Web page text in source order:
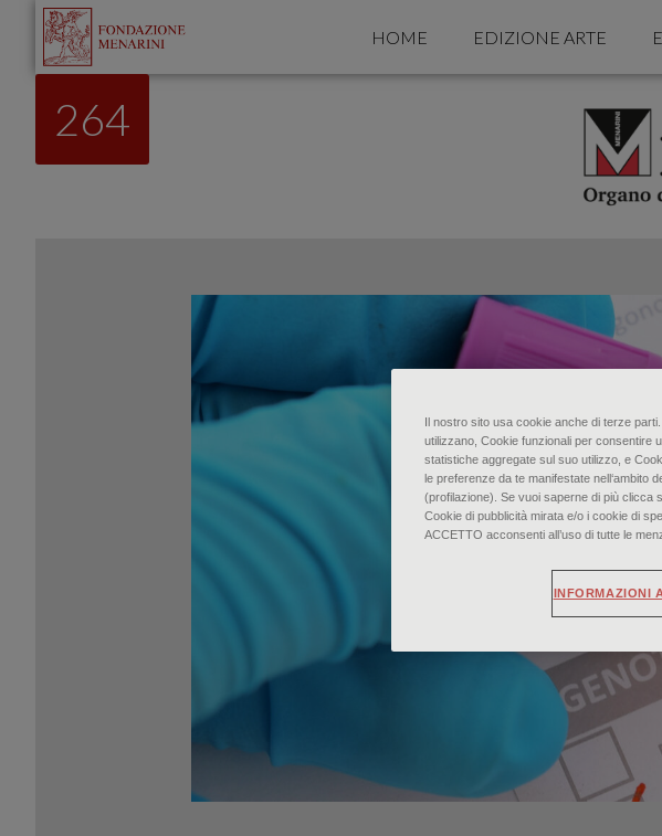
HOME EDIZIONE ARTE
264
Il nostro sito usa cookie anche di terze
utilizzano, Cookie funzionali per consentire
statistiche aggregate sul suo utilizzo, e
le preferenze da te manifestate nell‘ambito
(profilazione). Se vuoi saperne di più clicca
Cookie di pubblicità mirata e/o i cookie di
ACCETTO acconsenti all’uso di tutte le
INFORMAZIONI